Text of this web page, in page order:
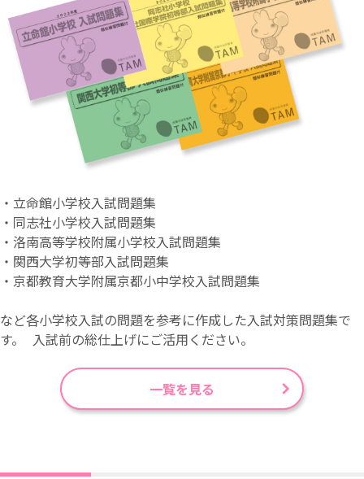
・立命館小学校入試問題集
・同志社小学校入試問題集
・洛南高等学校附属小学校入試問題集
・関西大学初等部入試問題集
・京都教育大学附属京都小中学校入試問題集
など各小学校入試の問題を参考に作成した入試対策問題集で
す。 入試前の総仕上げにご活用ください。
一覧を見る